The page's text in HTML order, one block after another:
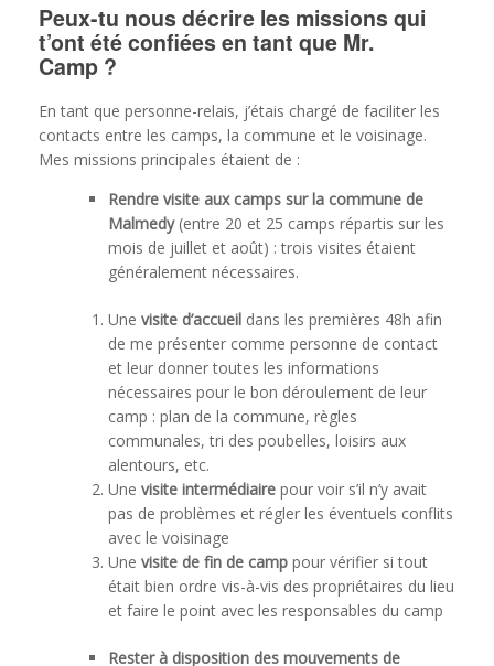
Peux-tu nous décrire les missions qui
t’ont été confiées en tant que Mr.
Camp ?
En tant que personne-relais, j’étais chargé de faciliter les
contacts entre les camps, la commune et le voisinage.
Mes missions principales étaient de :
Rendre visite aux camps sur la commune de
Malmedy(entre 20 et 25 camps répartis sur les
mois de juillet et août) : trois visites étaient
généralement nécessaires.
Une visite d’accueil dans les premières 48h afin
de me présenter comme personne de contact
et leur donner toutes les informations
nécessaires pour le bon déroulement de leur
camp : plan de la commune, règles
communales, tri des poubelles, loisirs aux
alentours, etc.
Une visite intermédiaire pour voir s’il n’y avait
pas de problèmes et régler les éventuels conflits
avec le voisinage
Une visite de fin de camp pour vérifier si tout
était bien ordre vis-à-vis des propriétaires du lieu
et faire le point avec les responsables du camp
Rester à disposition des mouvements de